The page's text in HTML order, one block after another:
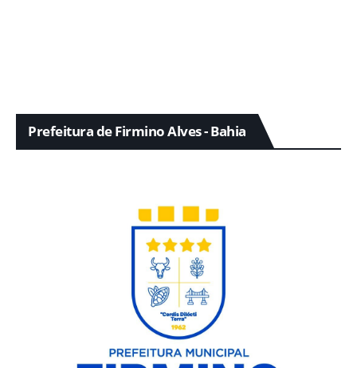
Prefeitura de Firmino Alves - Bahia